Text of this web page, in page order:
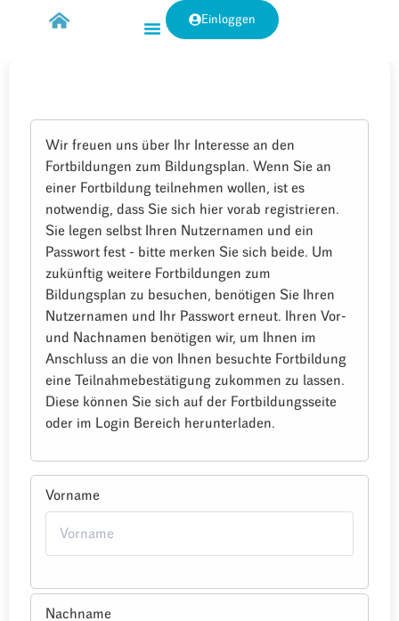
Einloggen
Wir freuen uns über Ihr Interesse an den
Fortbildungen zum Bildungsplan. Wenn Sie an
einer Fortbildung teilnehmen wollen, ist es
notwendig, dass Sie sich hier vorab registrieren.
Sie legen selbst Ihren Nutzernamen und ein
Passwort fest - bitte merken Sie sich beide. Um
zukünftig weitere Fortbildungen zum
Bildungsplan zu besuchen, benötigen Sie Ihren
Nutzernamen und Ihr Passwort erneut. Ihren Vor-
und Nachnamen benötigen wir, um Ihnen im
Anschluss an die von Ihnen besuchte Fortbildung
eine Teilnahmebestätigung zukommen zu lassen.
Diese können Sie sich auf der Fortbildungsseite
oder im Login Bereich herunterladen.
Vorname
Nachname